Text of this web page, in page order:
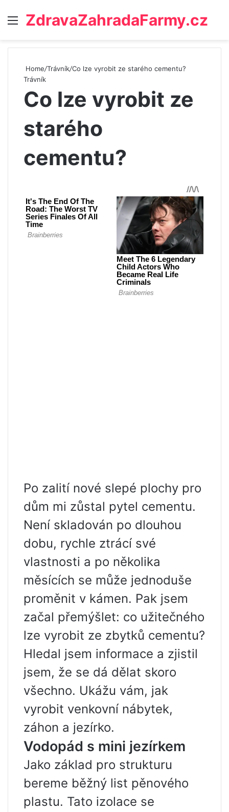
Menu
ZdravaZahradaFarmy.cz
Home/Trávník/Co lze vyrobit ze starého cementu?
Trávník
Co lze vyrobit ze
starého
cementu?
Po zalití nové slepé plochy pro
dům mi zůstal pytel cementu.
Není skladován po dlouhou
dobu, rychle ztrácí své
vlastnosti a po několika
měsících se může jednoduše
proměnit v kámen. Pak jsem
začal přemýšlet: co užitečného
lze vyrobit ze zbytků cementu?
Hledal jsem informace a zjistil
jsem, že se dá dělat skoro
všechno. Ukážu vám, jak
vyrobit venkovní nábytek,
záhon a jezírko.
Vodopád s mini jezírkem
Jako základ pro strukturu
bereme běžný list pěnového
plastu. Tato izolace se